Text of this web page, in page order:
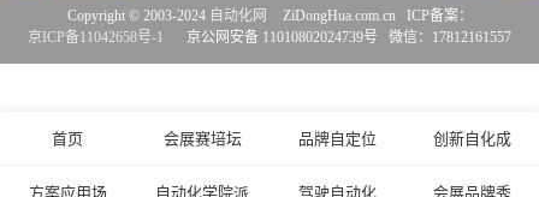
首页 会展赛培坛 品牌自定位 创新自化成
方案应用场 自动化学院派 驾驶自动化 会展品牌秀
Copyright © 2003-2024 自动化网
ZiDongHua.com.cn ICP备案：
京ICP备11042658号-1
京公网安备 11010802024739号 微信：17812161557